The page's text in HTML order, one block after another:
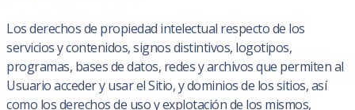
Los derechos de propiedad intelectual respecto de los
servicios y contenidos, signos distintivos, logotipos,
programas, bases de datos, redes y archivos que permiten al
Usuario acceder y usar el Sitio, y dominios de los sitios, así
como los derechos de uso y explotación de los mismos,